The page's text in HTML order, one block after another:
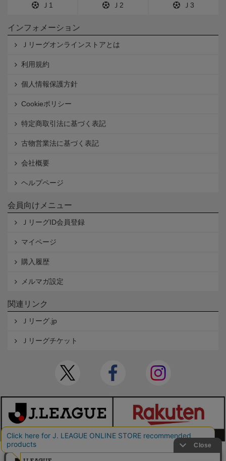
Ｊ1 Ｊ2 Ｊ3
インフォメーション
Ｊリーグオンラインストアとは
利用規約
個人情報保護方針
Cookieポリシー
特定商取引法に基づく表記
古物営業法に基づく表記
会社概要
ヘルプページ
会員向けメニュー
ＪリーグID会員登録
マイページ
購入履歴
メルマガ設定
関連リンク
Ｊリーグ.jp
Ｊリーグチケット